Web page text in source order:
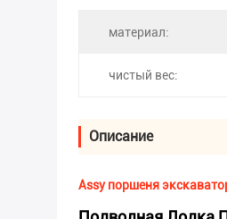
материал:
чистый вес:
Описание
Assy поршеня